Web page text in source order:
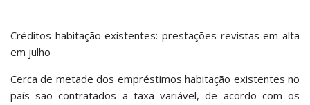
Créditos habitação existentes: prestações revistas em alta
em julho
Cerca de metade dos empréstimos habitação existentes no
país são contratados a taxa variável, de acordo com os